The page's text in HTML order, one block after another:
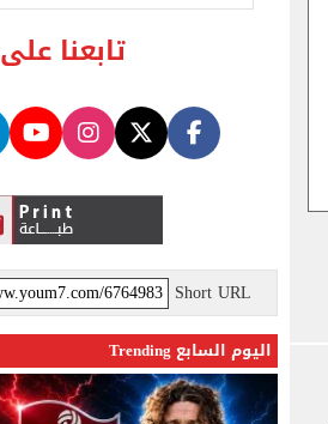
تابعنا على
Short URL
اليوم السابع Trending